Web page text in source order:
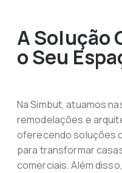
A Solução
o Seu
Na Simbut, atuamos
remodelações e
oferecendo soluções
para transformar
comerciais. Além